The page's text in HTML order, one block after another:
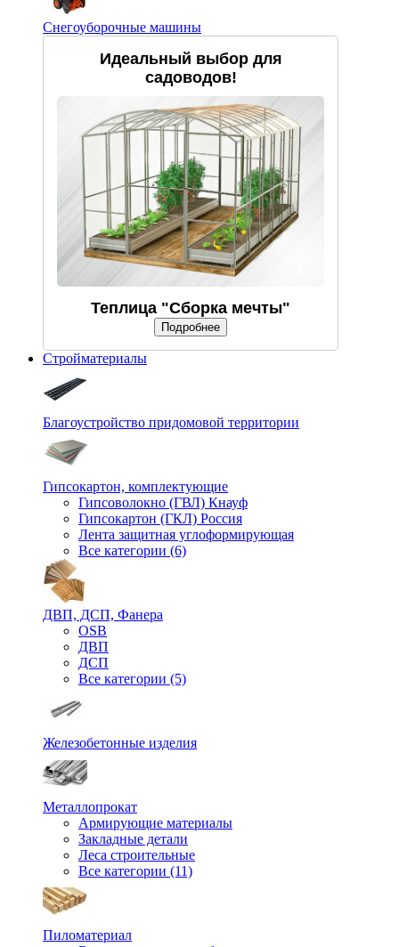
Снегоуборочные машины
Идеальный выбор для
садоводов!
Теплица "Сборка мечты"
Подробнее
Стройматериалы
Благоустройство придомовой территории
Гипсокартон, комплектующие
Гипсоволокно (ГВЛ) Кнауф
Гипсокартон (ГКЛ) Россия
Лента защитная углоформирующая
Все категории (6)
ДВП, ДСП, Фанера
OSB
ДВП
ДСП
Все категории (5)
Железобетонные изделия
Металлопрокат
Армирующие материалы
Закладные детали
Леса строительные
Все категории (11)
Пиломатериал